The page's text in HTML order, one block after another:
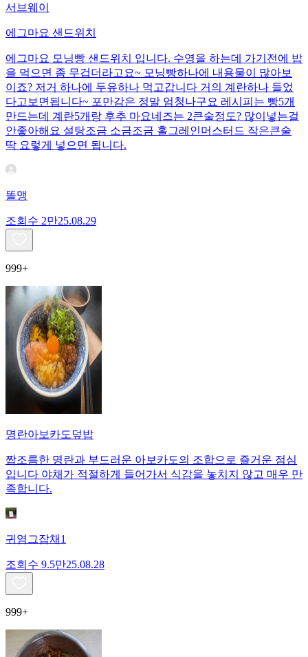
서브웨이
에그마요 샌드위치
에그마요 모닝빵 샌드위치 입니다. 수영을 하는데 가기전에 밥
을 먹으면 좀 무겁더라고요~ 모닝빵하나에 내용물이 많아보
이죠? 저거 하나에 두유하나 먹고갑니다 거의 계란하나 들었
다고보면됩니다~ 포만감은 정말 엄청나구요 레시피는 빵5개
만드는데 계란5개랑 후추 마요네즈는 2큰술정도? 많이넣는걸
안좋아해요 설탕조금 소금조금 홀그레인머스터드 작은큰술
딱 요렇게 넣으면 됩니다.
똘맹
조회수 2만25.08.29
999+
명란아보카도덮밥
짭조름한 명란과 부드러운 아보카도의 조합으로 즐거운 점심
입니다 야채가 적절하게 들어가서 식감을 놓치지 않고 매우 만
족합니다.
귀염그잡채1
조회수 9.5만25.08.28
999+